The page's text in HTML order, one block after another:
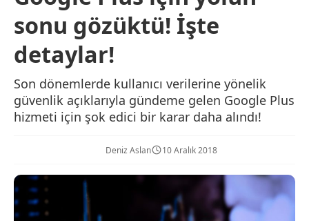
sonu gözüktü! İşte
detaylar!
Son dönemlerde kullanıcı verilerine yönelik
güvenlik açıklarıyla gündeme gelen Google Plus
hizmeti için şok edici bir karar daha alındı!
Deniz Aslan 10 Aralık 2018